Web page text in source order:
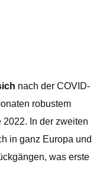
nach der COVID-
robustem
2022. In der zweiten
in ganz Europa und
was erste